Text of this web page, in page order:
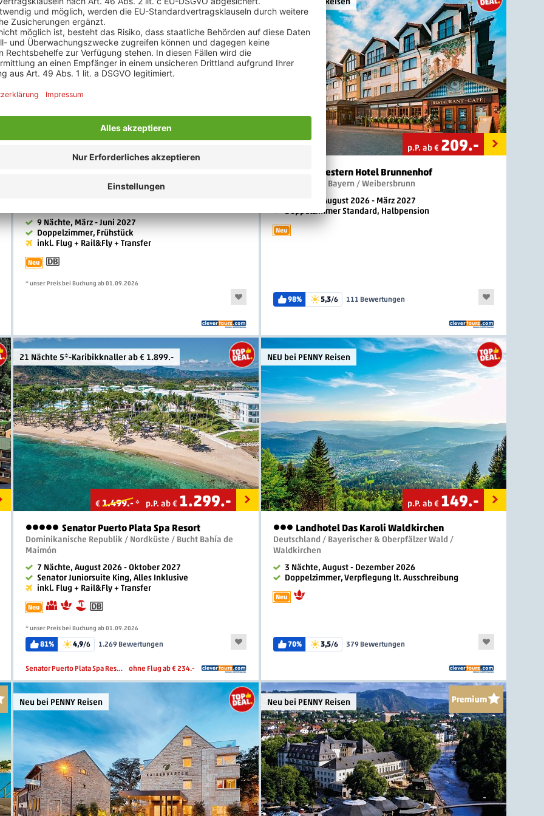
999.-
Baltikum & Polen Rundreise / Riga - Vilnius - Masuren -
Danzig - Warschau - Kaunas - Kurische Nehrung -
9 Nächte, März - Juni 2027
Doppelzimmer, Frühstück
inkl. Flug + Rail&Fly + Transfer
Neu
* unser Preis bei Buchung ab 01.09.2026
p.P. ab € 209.-
Best Western Hotel Brunnenhof
Deutschland / Bayern / Weibersbrunn
3 Nächte, August 2026 - März 2027
Doppelzimmer Standard, Halbpension
Neu
98% 5,3/6 111 Bewertungen
21 Nächte 5*-Karibikknaller ab € 1.899.-
€ 1.499.-* p.P. ab € 1.299.-
5 Sterne
Senator Puerto Plata Spa Resort
Dominikanische Republik / Nordküste / Bucht Bahía de
Maimón
7 Nächte, August 2026 - Oktober 2027
Senator Juniorsuite King, Alles Inklusive
inkl. Flug + Rail&Fly + Transfer
Neu
* unser Preis bei Buchung ab 01.09.2026
81% 4,9/6 1.269 Bewertungen
Senator Puerto Plata Spa Resort ohne Flug ab € 234.-
NEU bei PENNY Reisen
p.P. ab € 149.-
3 Sterne
Landhotel Das Karoli Waldkirchen
Deutschland / Bayerischer & Oberpfälzer Wald /
Waldkirchen
3 Nächte, August - Dezember 2026
Doppelzimmer, Verpflegung lt. Ausschreibung
Neu
70% 3,5/6 379 Bewertungen
Neu bei PENNY Reisen Neu bei PENNY Reisen